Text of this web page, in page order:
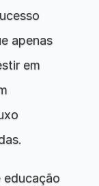
apenas
em
educação